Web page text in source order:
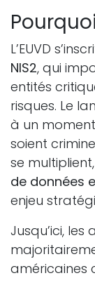
L’EUVD
NIS2, qui
entités
risques. Le
à un
soient
se
de données
enjeu
Jusqu’ici,
américaines